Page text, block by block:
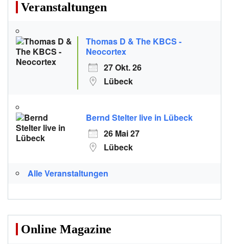
Veranstaltungen
Thomas D & The KBCS -
Neocortex
27 Okt. 26
Lübeck
Bernd Stelter live in Lübeck
26 Mai 27
Lübeck
Alle Veranstaltungen
Online Magazine